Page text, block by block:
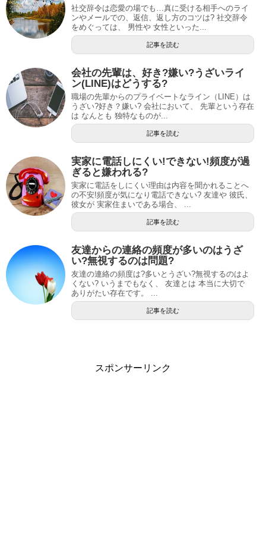
社交辞令は恋愛の場でも…真に受ける相手へのライ
ンやメールでの、返信、返し方のコツは? 社交辞令
をめぐっては、 男性や 女性といった...
記事を読む
会社の先輩は、好き?嫌い?うざいライ
ン(LINE)はどうする?
職場の先輩からのプライベートなライン（LINE）は
うざい?好き？嫌い? 会社において、 先輩という存在
は なんとも 独特なものが...
記事を読む
実家に電話しにくい!できない!頻度が過
ぎると嫌われる?
実家に電話をしにくい理由は内容を聞かれることへ
の不安!頻度が気になり電話できない? 友達や 彼氏、
彼女が 実家住まいである場合、 ...
記事を読む
友達からの連絡の頻度が多いのはうざ
い?無視するのは問題?
友達の連絡の頻度は?多いとうざい?無視するのはよ
くない? いうまでもなく、 友達とは 本当に大切で
ありがたい存在です。 ...
記事を読む
スポンサーリンク